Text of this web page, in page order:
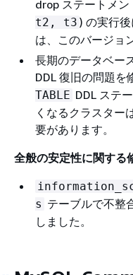
drop ステートメン
t2, t3 ) の実行
は、このバージョ
長期のデータベー
DDL 復旧の問題を
TABLE DDL ステ
くなるクラスター
要があります。
全般の安定性に関する
s テーブルで不整
しました。